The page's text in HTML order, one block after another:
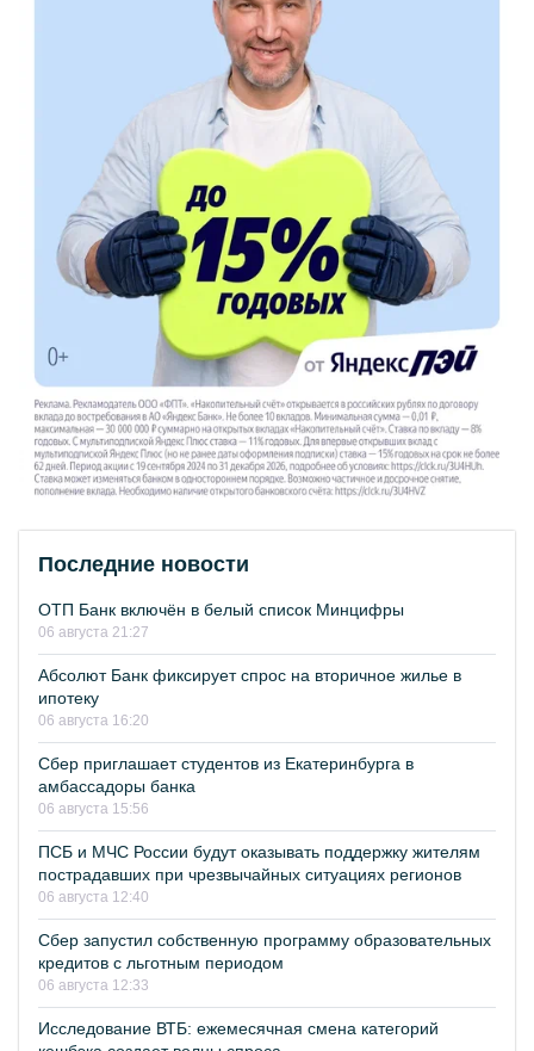
Последние новости
ОТП Банк включён в белый список Минцифры
06 августа 21:27
Абсолют Банк фиксирует спрос на вторичное жилье в
ипотеку
06 августа 16:20
Сбер приглашает студентов из Екатеринбурга в
амбассадоры банка
06 августа 15:56
ПСБ и МЧС России будут оказывать поддержку жителям
пострадавших при чрезвычайных ситуациях регионов
06 августа 12:40
Сбер запустил собственную программу образовательных
кредитов с льготным периодом
06 августа 12:33
Исследование ВТБ: ежемесячная смена категорий